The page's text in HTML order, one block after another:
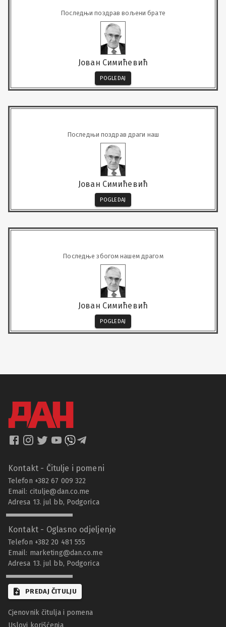
Последњи поздрав вољени брате
Јован Симићевић
POGLEDAJ
Последњи поздрав драги наш
Јован Симићевић
POGLEDAJ
Последње збогом нашем драгом
Јован Симићевић
POGLEDAJ
Kontakt - Čitulje i pomeni
Telefon +382 67 009 322
Email: citulje@dan.co.me
Adresa 13. jul bb, Podgorica
Kontakt - Oglasno odjeljenje
Telefon +382 20 481 555
Email: marketing@dan.co.me
Adresa 13. jul bb, Podgorica
PREDAJ ČITULJU
Cjenovnik čitulja i pomena
Uslovi korišćenja